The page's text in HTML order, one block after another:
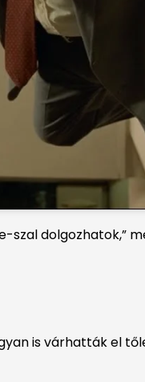
szal dolgozhatok,”
is várhatták el